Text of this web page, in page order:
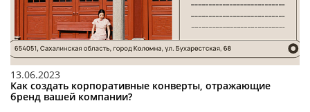
13.06.2023
Как создать корпоративные конверты, отражающие
бренд вашей компании?